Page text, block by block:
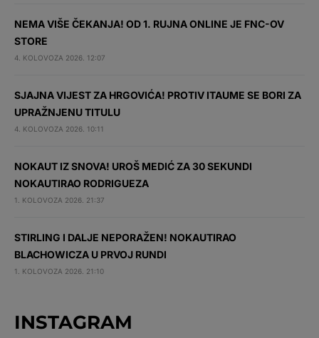
NEMA VIŠE ČEKANJA! OD 1. RUJNA ONLINE JE FNC-OV
STORE
4. KOLOVOZA 2026. 12:07
SJAJNA VIJEST ZA HRGOVIĆA! PROTIV ITAUME SE BORI ZA
UPRAŽNJENU TITULU
4. KOLOVOZA 2026. 10:11
NOKAUT IZ SNOVA! UROŠ MEDIĆ ZA 30 SEKUNDI
NOKAUTIRAO RODRIGUEZA
1. KOLOVOZA 2026. 21:37
STIRLING I DALJE NEPORAŽEN! NOKAUTIRAO
BLACHOWICZA U PRVOJ RUNDI
1. KOLOVOZA 2026. 21:10
INSTAGRAM